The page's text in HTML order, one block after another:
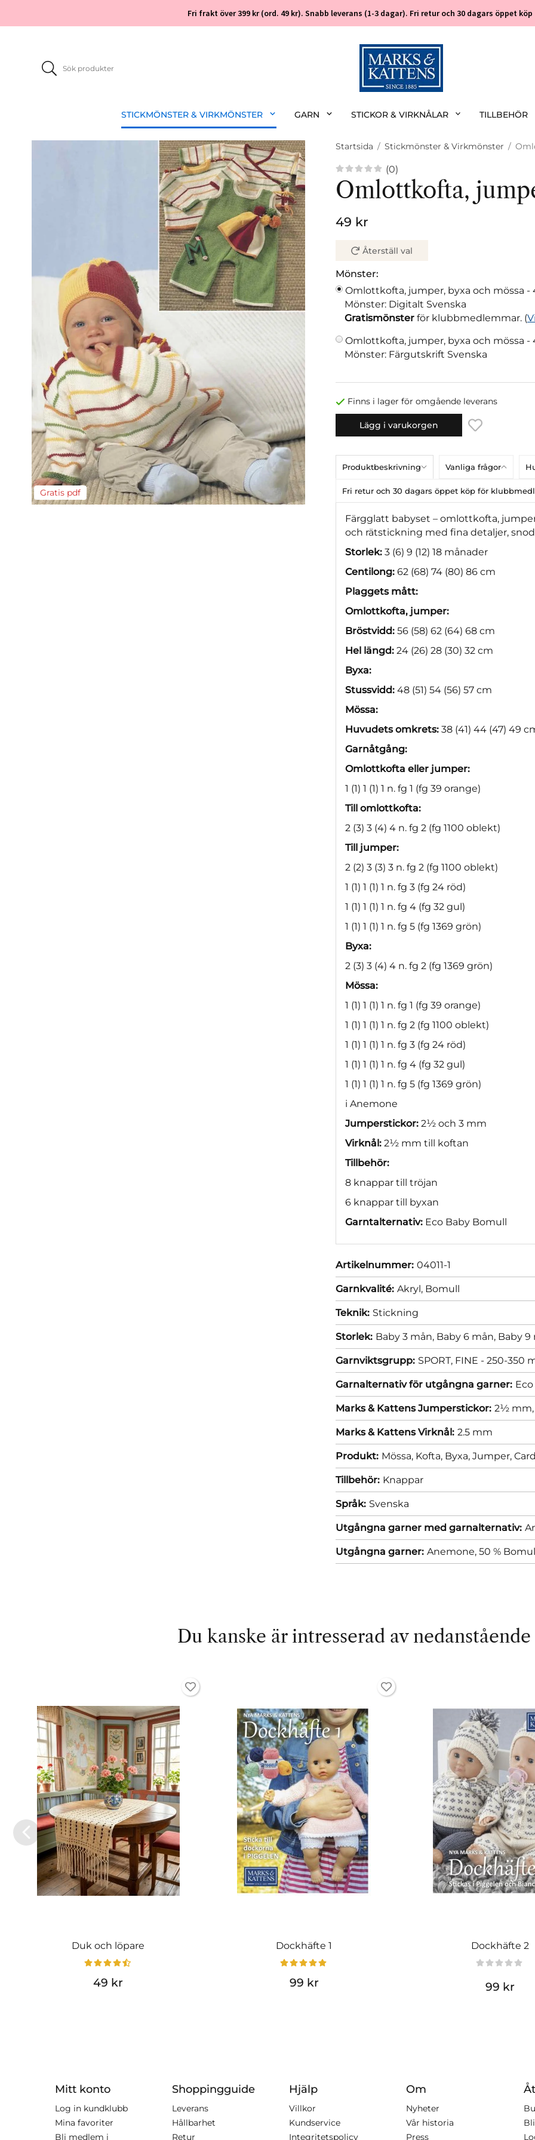
Fri frakt över 399 kr (ord. 49 kr). Snabb leverans (1-3 dagar). Fri retur och 30 dagars öppet
STICKMÖNSTER & VIRKMÖNSTER GARN STICKOR & VIRKNÅLAR TILLBEHÖR
Gratis pdf
Startsida / Stickmönster & Virkmönster /
(0)
Omlottkofta,
49 kr
Återställ val
Mönster:
Omlottkofta, jumper, byxa och mössa -
Mönster: Digitalt Svenska
Gratismönster för klubbmedlemmar. (
Omlottkofta, jumper, byxa och mössa -
Mönster: Färgutskrift Svenska
Finns i lager för omgående leverans
Lägg i varukorgen
Produktbeskrivning Vanliga frågor
Fri retur och 30 dagars öppet köp för
Färgglatt babyset – omlottkofta,
och rätstickning med fina detaljer,
Storlek: 3 (6) 9 (12) 18 månader
Centilong: 62 (68) 74 (80) 86 cm
Plaggets mått:
Omlottkofta, jumper:
Bröstvidd: 56 (58) 62 (64) 68 cm
Hel längd: 24 (26) 28 (30) 32 cm
Byxa:
Stussvidd: 48 (51) 54 (56) 57 cm
Mössa:
Huvudets omkrets: 38 (41) 44 (47) 49
Garnåtgång:
Omlottkofta eller jumper:
1 (1) 1 (1) 1 n. fg 1 (fg 39 orange)
Till omlottkofta:
2 (3) 3 (4) 4 n. fg 2 (fg 1100 oblekt)
Till jumper:
2 (2) 3 (3) 3 n. fg 2 (fg 1100 oblekt)
1 (1) 1 (1) 1 n. fg 3 (fg 24 röd)
1 (1) 1 (1) 1 n. fg 4 (fg 32 gul)
1 (1) 1 (1) 1 n. fg 5 (fg 1369 grön)
Byxa:
2 (3) 3 (4) 4 n. fg 2 (fg 1369 grön)
Mössa:
1 (1) 1 (1) 1 n. fg 1 (fg 39 orange)
1 (1) 1 (1) 1 n. fg 2 (fg 1100 oblekt)
1 (1) 1 (1) 1 n. fg 3 (fg 24 röd)
1 (1) 1 (1) 1 n. fg 4 (fg 32 gul)
1 (1) 1 (1) 1 n. fg 5 (fg 1369 grön)
i Anemone
Jumperstickor: 2½ och 3 mm
Virknål: 2½ mm till koftan
Tillbehör:
8 knappar till tröjan
6 knappar till byxan
Garntalternativ: Eco Baby Bomull
Artikelnummer: 04011-1
Garnkvalité: Akryl, Bomull
Teknik: Stickning
Storlek: Baby 3 mån, Baby 6 mån, Baby 9
Garnviktsgrupp: SPORT, FINE - 250-350
Garnalternativ för utgångna garner:
Marks & Kattens Jumperstickor: 2½
Marks & Kattens Virknål: 2.5 mm
Produkt: Mössa, Kofta, Byxa, Jumper,
Tillbehör: Knappar
Språk: Svenska
Utgångna garner med garnalternativ:
Utgångna garner: Anemone, 50 %
Du kanske är intresserad av
Duk och löpare
49 kr
Dockhäfte 1
99 kr
Dockhäfte 2
99 kr
Mitt konto
Log in kundklubb
Mina favoriter
Bli medlem i
Shoppingguide
Leverans
Hållbarhet
Retur
Hjälp
Villkor
Kundservice
Integritetspolicy
Om
Nyheter
Vår historia
Press